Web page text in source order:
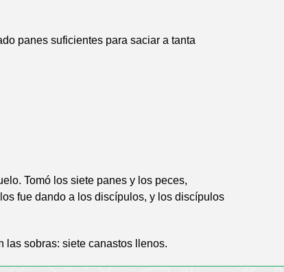
panes suficientes para saciar a tanta
Tomó los siete panes y los peces,
fue dando a los discípulos, y los discípulos
las sobras: siete canastos llenos.